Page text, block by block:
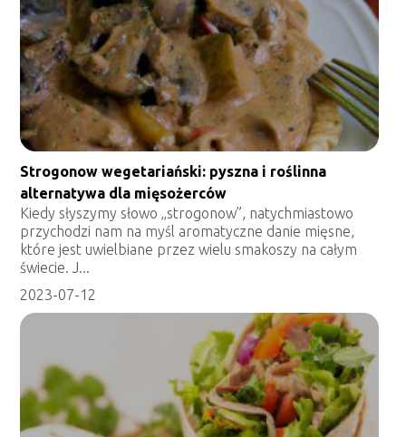
Strogonow wegetariański: pyszna i roślinna
alternatywa dla mięsożerców
Kiedy słyszymy słowo „strogonow”, natychmiastowo
przychodzi nam na myśl aromatyczne danie mięsne,
które jest uwielbiane przez wielu smakoszy na całym
świecie. J...
2023-07-12